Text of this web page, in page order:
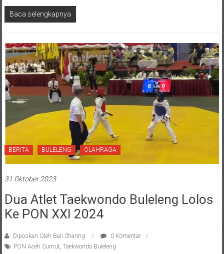
Baca selengkapnya
BERITA BULELENG OLAHRAGA
31 Oktober 2023
Dua Atlet Taekwondo Buleleng Lolos
Ke PON XXI 2024
Diposkan Oleh:Bali Sharing
0 Komentar
PON Aceh Sumut, Taekwondo Buleleng